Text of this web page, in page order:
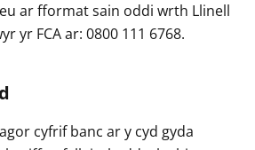
ar fformat sain oddi wrth Llinell
yr FCA ar: 0800 111 6768.
cyfrif banc ar y cyd gyda